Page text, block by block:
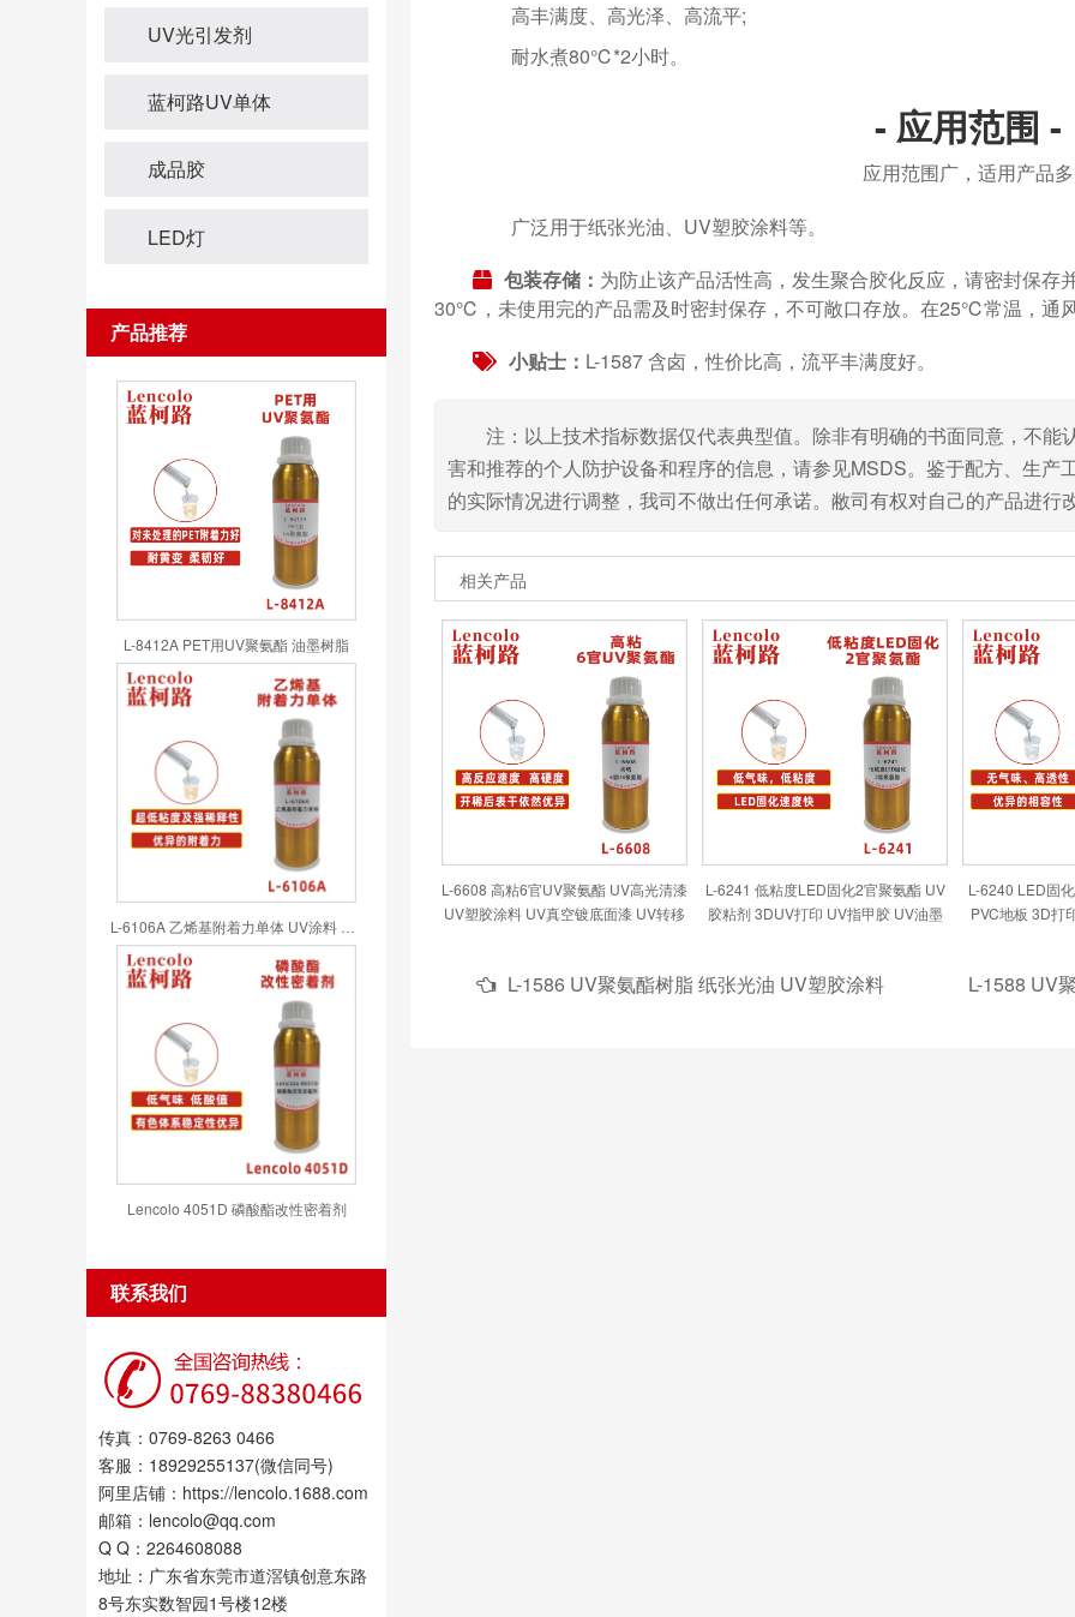
UV光引发剂
蓝柯路UV单体
成品胶
LED灯
产品推荐
L-8412A PET用UV聚氨酯 油墨树脂
Lencolo 4051D 磷酸酯改性密着剂
联系我们
传真：0769-8263 0466
客服：18929255137(微信同号)
阿里店铺：https://lencolo.1688.com
邮箱：lencolo@qq.com
Q Q：2264608088
地址：广东省东莞市道滘镇创意东路
8号东实数智园1号楼12楼
高丰满度、高光泽、高流平;
耐水煮80℃*2小时。
- 应用范围 -
应用范围广，适用产品多
广泛用于纸张光油、UV塑胶涂料等。
包装存储： 为防止该产品活性高，发生聚合胶化反应，请密封保
30℃，未使用完的产品需及时密封保存，不可敞口存放。在25℃常温，通
小贴士： L-1587 含卤，性价比高，流平丰满度好。
注：以上技术指标数据仅代表典型值。除非有明确的书面同意，不
害和推荐的个人防护设备和程序的信息，请参见MSDS。鉴于配方、生
的实际情况进行调整，我司不做出任何承诺。敝司有权对自己的产品进
相关产品
L-6608 高粘6官UV聚氨酯 UV高光清漆
UV塑胶涂料 UV真空镀底面漆 UV转移
L-6241 低粘度LED固化2官聚氨酯 UV
胶粘剂 3DUV打印 UV指甲胶 UV油墨
L-6240 LED固
PVC地板 3D打
L-1586 UV聚氨酯树脂 纸张光油 UV塑胶涂料